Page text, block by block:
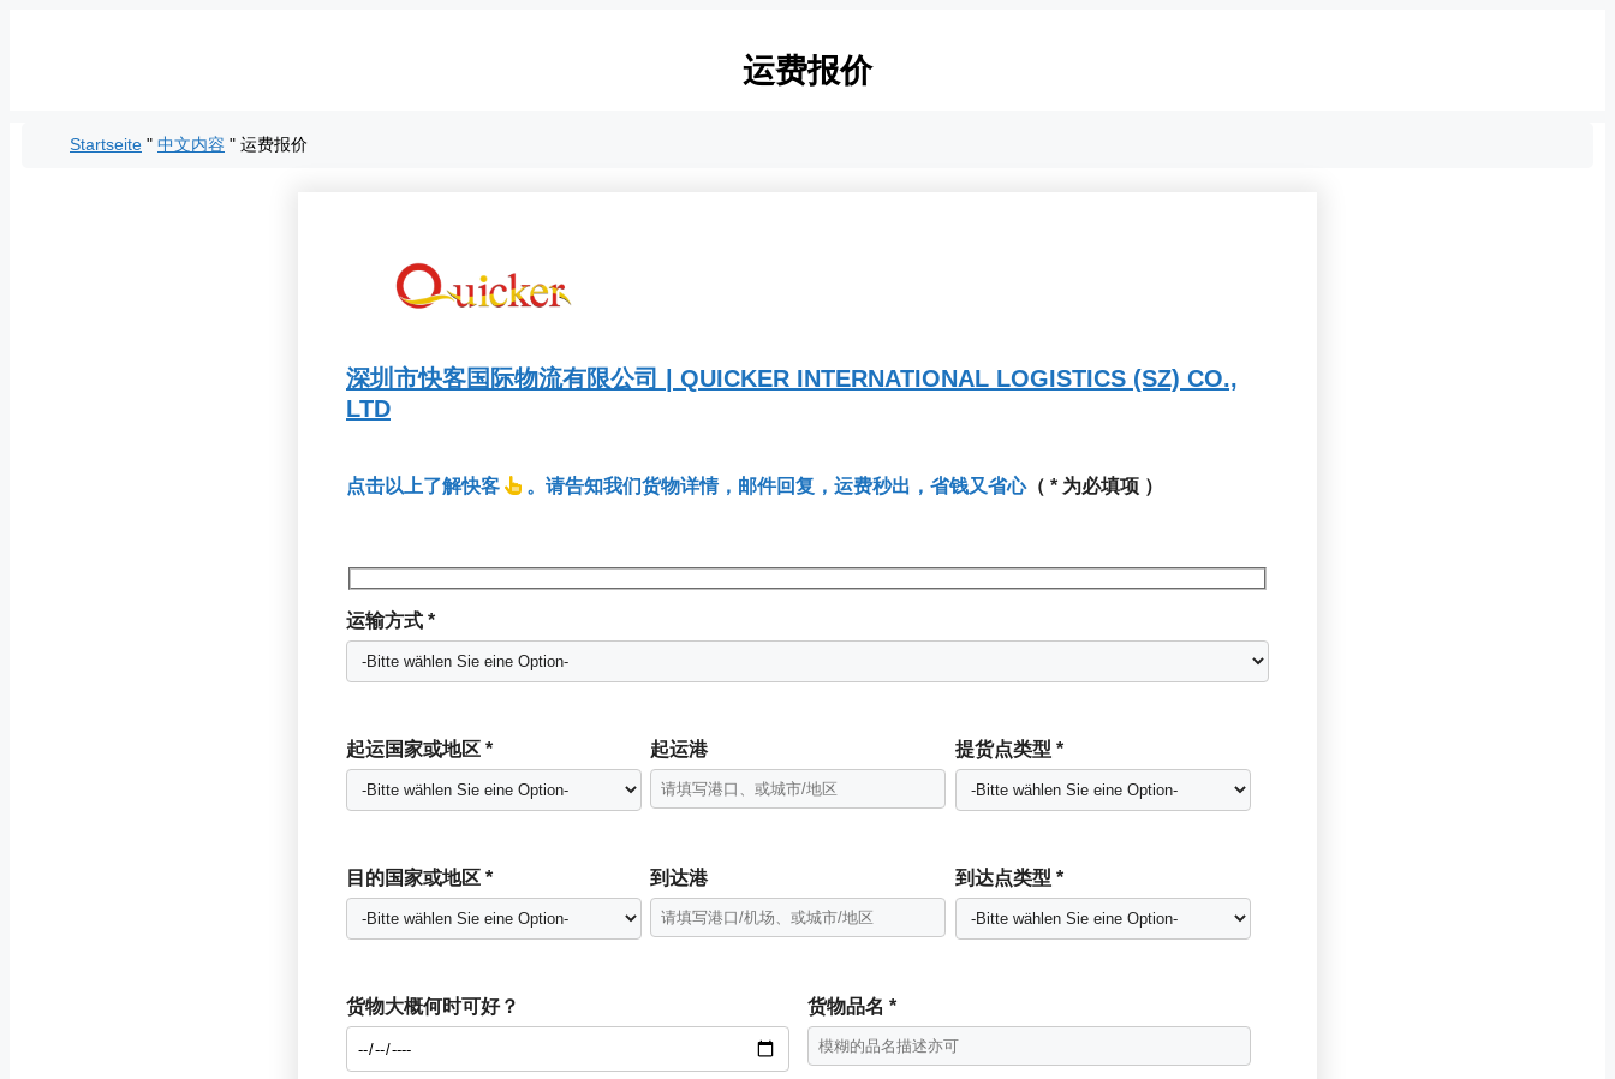
运费报价
Startseite " 中文内容 " 运费报价
深圳市快客国际物流有限公司 | QUICKER INTERNATIONAL LOGISTICS (SZ) CO.,
LTD
点击以上了解快客 。请告知我们货物详情，邮件回复，运费秒出，省钱又省心（ * 为必填项 ）
运输方式 *
起运国家或地区 * 起运港 提货点类型 *
目的国家或地区 * 到达港 到达点类型 *
货物大概何时可好？ 货物品名 *